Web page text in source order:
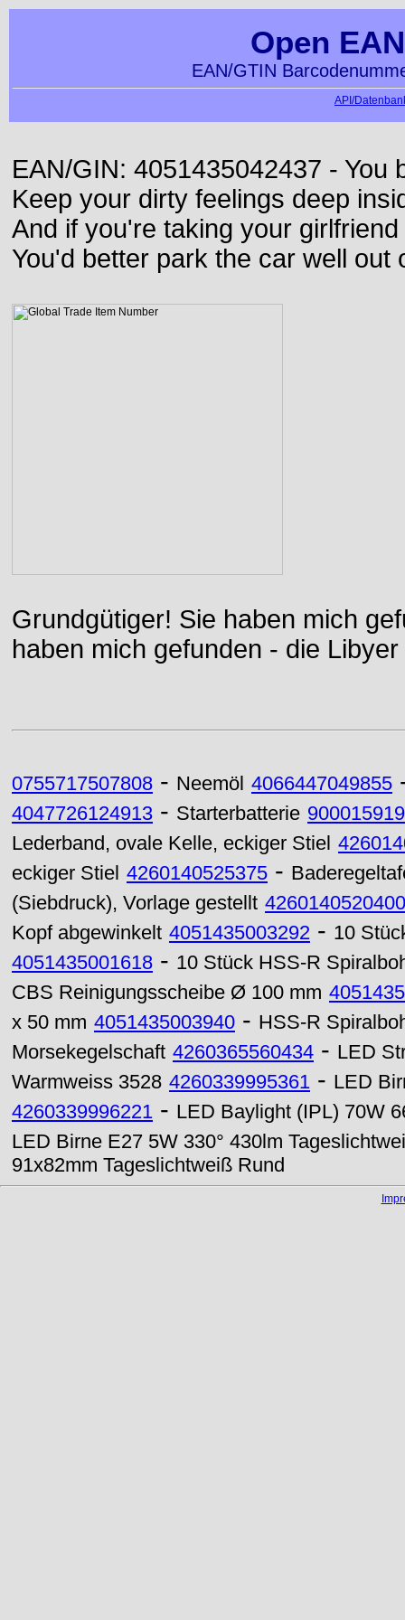
Open
EAN/GTIN
API/
EAN/GIN: 4051435042437 - You
Keep your dirty feelings deep
And if you're taking your
You'd better park the car well out
Grundgütiger! Sie haben mich
haben mich gefunden - die
0755717507808 - Neemöl 4066447049855
4047726124913 - Starterbatterie
Lederband, ovale Kelle, eckiger Stiel
eckiger Stiel 4260140525375 -
(Siebdruck), Vorlage gestellt 4260140520400
Kopf abgewinkelt 4051435003292 - 10
4051435001618 - 10 Stück HSS-R
CBS Reinigungsscheibe Ø 100 mm
x 50 mm 4051435003940 - HSS-R
Morsekegelschaft 4260365560434 - LED
Warmweiss 3528 4260339995361 - LED
4260339996221 - LED Baylight (IPL) 70W
LED Birne E27 5W 330° 430lm
91x82mm Tageslichtweiß Rund